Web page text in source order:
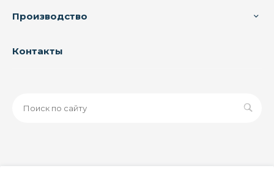
Производство
Контакты